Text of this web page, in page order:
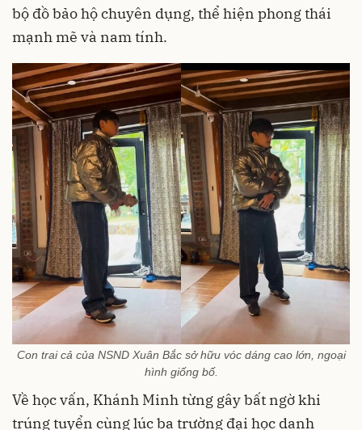
bộ đồ bảo hộ chuyên dụng, thể hiện phong thái
mạnh mẽ và nam tính.
Con trai cả của NSND Xuân Bắc sở hữu vóc dáng cao lớn, ngoại
hình giống bố.
Về học vấn, Khánh Minh từng gây bất ngờ khi
trúng tuyển cùng lúc ba trường đại học danh